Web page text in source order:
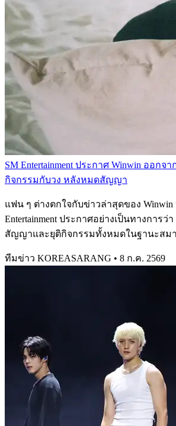
SM Entertainment ประกาศ Winwin ออกจ
กิจกรรมกับวง หลังหมดสัญญา
แฟน ๆ ต่างตกใจกับข่าวล่าสุดของ Winwin
Entertainment ประกาศอย่างเป็นทางการ
สัญญาและยุติกิจกรรมทั้งหมดในฐานะสม
ทีมข่าว KOREASARANG • 8 ก.ค. 2569